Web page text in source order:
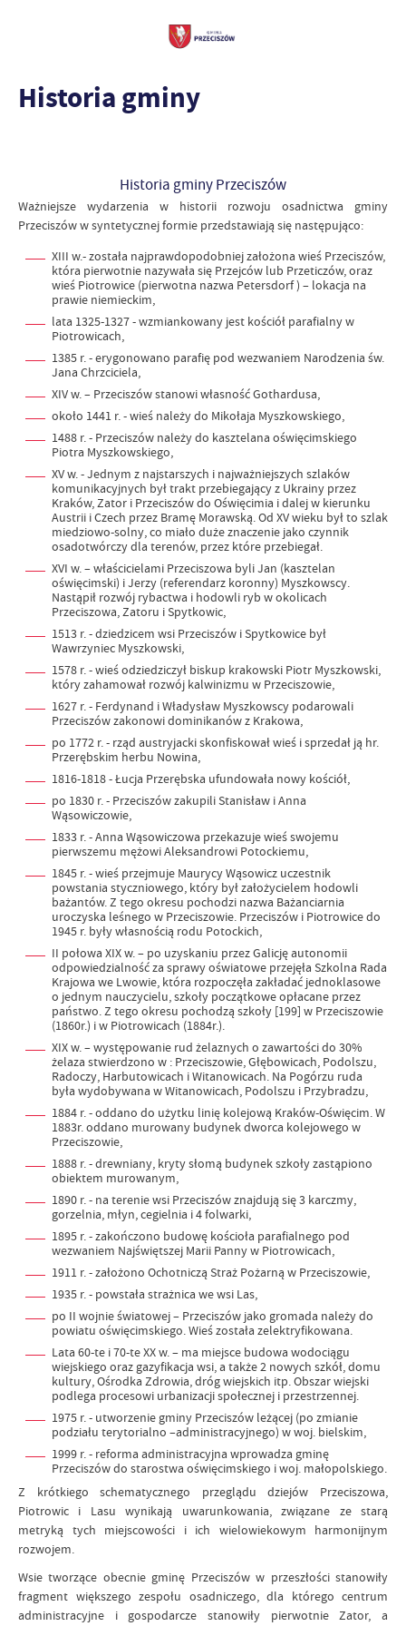
Historia gminy
Historia gminy Przeciszów
Ważniejsze wydarzenia w historii rozwoju osadnictwa gminy
Przeciszów w syntetycznejformie przedstawiają się następująco:
XIII w.- została najprawdopodobniej założona wieś Przeciszów,
która pierwotnie nazywała się Przejców lub Przeticzów, oraz
wieś Piotrowice (pierwotna nazwa Petersdorf ) – lokacja na
prawie niemieckim,
lata 1325-1327 - wzmiankowany jest kościół parafialny w
Piotrowicach,
1385 r. - erygonowano parafię pod wezwaniem Narodzenia św.
Jana Chrzciciela,
XIV w. – Przeciszów stanowi własność Gothardusa,
około 1441 r. - wieś należy do Mikołaja Myszkowskiego,
1488 r. - Przeciszów należy do kasztelana oświęcimskiego
Piotra Myszkowskiego,
XV w. - Jednym z najstarszych i najważniejszych szlaków
komunikacyjnych był trakt przebiegający z Ukrainy przez
Kraków, Zator i Przeciszów do Oświęcimia i dalej w kierunku
Austrii i Czech przez Bramę Morawską. Od XV wieku był to szlak
miedziowo-solny, co miało duże znaczenie jako czynnik
osadotwórczy dla terenów, przez które przebiegał.
XVI w. – właścicielami Przeciszowa byli Jan (kasztelan
oświęcimski) i Jerzy (referendarz koronny) Myszkowscy.
Nastąpił rozwój rybactwa i hodowli ryb w okolicach
Przeciszowa, Zatoru i Spytkowic,
1513 r. - dziedzicem wsi Przeciszów i Spytkowice był
Wawrzyniec Myszkowski,
1578 r. - wieś odziedziczył biskup krakowski Piotr Myszkowski,
który zahamował rozwój kalwinizmu w Przeciszowie,
1627 r. - Ferdynand i Władysław Myszkowscy podarowali
Przeciszów zakonowi dominikanów z Krakowa,
po 1772 r. - rząd austryjacki skonfiskował wieś i sprzedał ją hr.
Przerębskim herbu Nowina,
1816-1818 - Łucja Przerębska ufundowała nowy kościół,
po 1830 r. - Przeciszów zakupili Stanisław i Anna
Wąsowiczowie,
1833 r. - Anna Wąsowiczowa przekazuje wieś swojemu
pierwszemu mężowi Aleksandrowi Potockiemu,
1845 r. - wieś przejmuje Maurycy Wąsowicz uczestnik
powstania styczniowego, który był założycielem hodowli
bażantów. Z tego okresu pochodzi nazwa Bażanciarnia
uroczyska leśnego w Przeciszowie. Przeciszów i Piotrowice do
1945 r. były własnością rodu Potockich,
II połowa XIX w. – po uzyskaniu przez Galicję autonomii
odpowiedzialność za sprawy oświatowe przejęła Szkolna Rada
Krajowa we Lwowie, która rozpoczęła zakładać jednoklasowe
o jednym nauczycielu, szkoły początkowe opłacane przez
państwo. Z tego okresu pochodzą szkoły [199] w Przeciszowie
(1860r.) i w Piotrowicach (1884r.).
XIX w. – występowanie rud żelaznych o zawartości do 30%
żelaza stwierdzono w : Przeciszowie, Głębowicach, Podolszu,
Radoczy, Harbutowicach i Witanowicach. Na Pogórzu ruda
była wydobywana w Witanowicach, Podolszu i Przybradzu,
1884 r. - oddano do użytku linię kolejową Kraków-Oświęcim. W
1883r. oddano murowany budynek dworca kolejowego w
Przeciszowie,
1888 r. - drewniany, kryty słomą budynek szkoły zastąpiono
obiektem murowanym,
1890 r. - na terenie wsi Przeciszów znajdują się 3 karczmy,
gorzelnia, młyn, cegielnia i 4 folwarki,
1895 r. - zakończono budowę kościoła parafialnego pod
wezwaniem Najświętszej Marii Panny w Piotrowicach,
1911 r. - założono Ochotniczą Straż Pożarną w Przeciszowie,
1935 r. - powstała strażnica we wsi Las,
po II wojnie światowej – Przeciszów jako gromada należy do
powiatu oświęcimskiego. Wieś została zelektryfikowana.
Lata 60-te i 70-te XX w. – ma miejsce budowa wodociągu
wiejskiego oraz gazyfikacja wsi, a także 2 nowych szkół, domu
kultury, Ośrodka Zdrowia, dróg wiejskich itp. Obszar wiejski
podlega procesowi urbanizacji społecznej i przestrzennej.
1975 r. - utworzenie gminy Przeciszów leżącej (po zmianie
podziału terytorialno –administracyjnego) w woj. bielskim,
1999 r. - reforma administracyjna wprowadza gminę
Przeciszów do starostwa oświęcimskiego i woj. małopolskiego.
Z krótkiego schematycznego przeglądu dziejów Przeciszowa,
Piotrowic i Lasu wynikają uwarunkowania, związane ze starą
metryką tych miejscowości i ich wielowiekowym harmonijnym
rozwojem.
Wsie tworzące obecnie gminę Przeciszów w przeszłości stanowiły
fragment większego zespołu osadniczego, dla którego centrum
administracyjne i gospodarcze stanowiły pierwotnie Zator, a